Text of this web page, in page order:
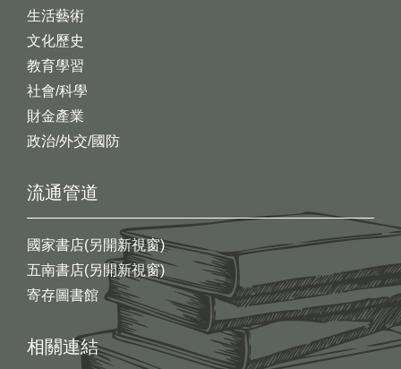
生活藝術
文化歷史
教育學習
社會/科學
財金產業
政治/外交/國防
流通管道
國家書店(另開新視窗)
五南書店(另開新視窗)
寄存圖書館
相關連結